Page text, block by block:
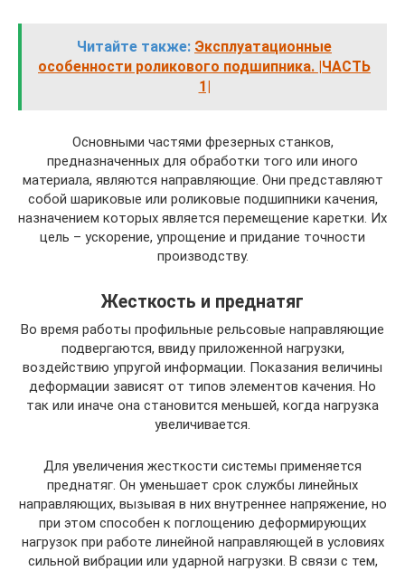
Читайте также: Эксплуатационные
особенности роликового подшипника. |ЧАСТЬ
1|
Основными частями фрезерных станков,
предназначенных для обработки того или иного
материала, являются направляющие. Они представляют
собой шариковые или роликовые подшипники качения,
назначением которых является перемещение каретки. Их
цель – ускорение, упрощение и придание точности
производству.
Жесткость и преднатяг
Во время работы профильные рельсовые направляющие
подвергаются, ввиду приложенной нагрузки,
воздействию упругой информации. Показания величины
деформации зависят от типов элементов качения. Но
так или иначе она становится меньшей, когда нагрузка
увеличивается.
Для увеличения жесткости системы применяется
преднатяг. Он уменьшает срок службы линейных
направляющих, вызывая в них внутреннее напряжение, но
при этом способен к поглощению деформирующих
нагрузок при работе линейной направляющей в условиях
сильной вибрации или ударной нагрузки. В связи с тем,